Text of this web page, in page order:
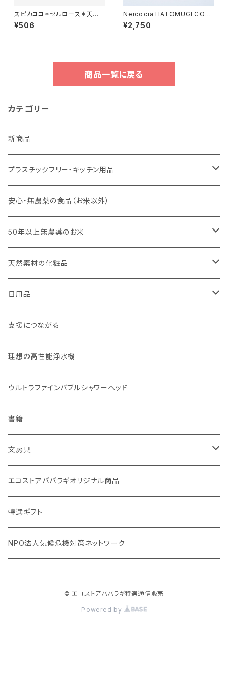
スピカココ＊セルロース＊天然
生まれのキッチンスポンジ＊２個
セット＊梱包あり
¥506
Nercocia HATOMUGI CON
DITIONERBAR＊コンディショ
ナーバー＊ 豊鶯＊しっとりまと
¥2,750
商品一覧に戻る
カテゴリー
新商品
プラスチックフリー・キッチン用品
キッチンスポンジ・キッチンブラシ
びわこ・和太布（日本独自の方法で織られた木綿の布巾）
weck（ドイツ生まれのガラス容器）
パーツ
スタッシャー（シリコンの保存容器）
お弁当箱
無塗装カトラリー
マイボトル
Ecoffee Cup（環境にやさしい竹素材）
stojo(折り畳めて何度でも使用できるコーヒーカップ)
オリーブウッド カッティングボード
調理用品
安心・無農薬の食品（お米以外）
50年以上無農薬のお米
玄米（定期便）
白米（定期便）
分づき米（定期便）
玄米（1回購入）
白米（1回購入）
分づき米（1回購入）
天然素材の化粧品
日焼け止め
ヘアケア
スキンケア
リップバーム
国産シャンプーバー・コンディショナーバー
日用品
国産シャンプーバー・コンディショナーバー
オーラルケア
生分解性ソープ類・せっけん
アメニティー・バス用品
天然素材のブラシ、掃除道具
生理用品
虫除けグッズ
支援につながる
理想の高性能浄水機
ウルトラファインバブルシャワーヘッド
書籍
文房具
バナナペーパーグッズ
天然素材の消しゴム
エコストアパパラギオリジナル商品
特選ギフト
NPO法人気候危機対策ネットワーク
© エコストアパパラギ特選通信販売
Powered by